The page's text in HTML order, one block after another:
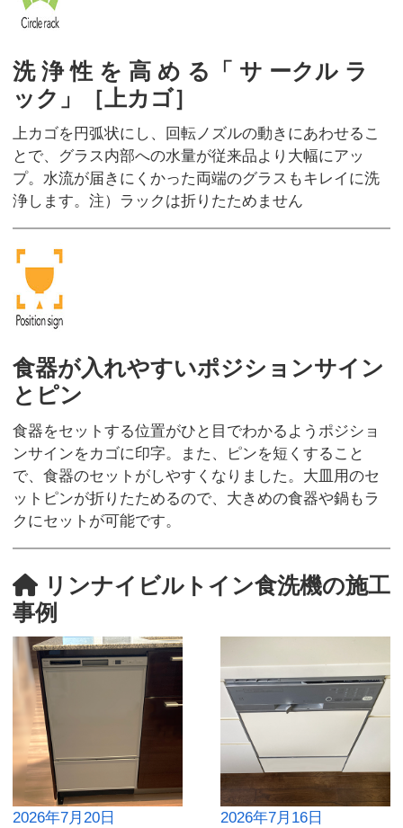
洗 浄 性 を 高 め る「 サ ークル ラ
ック」［上カゴ］
上カゴを円弧状にし、回転ノズルの動きにあわせるこ
とで、グラス内部への水量が従来品より大幅にアッ
プ。水流が届きにくかった両端のグラスもキレイに洗
浄します。注）ラックは折りたためません
食器が入れやすいポジションサイン
とピン
食器をセットする位置がひと目でわかるようポジショ
ンサインをカゴに印字。また、ピンを短くすること
で、食器のセットがしやすくなりました。大皿用のセ
ットピンが折りたためるので、大きめの食器や鍋もラ
クにセットが可能です。
リンナイビルトイン食洗機の施工
事例
2026年7月20日
2026年7月16日